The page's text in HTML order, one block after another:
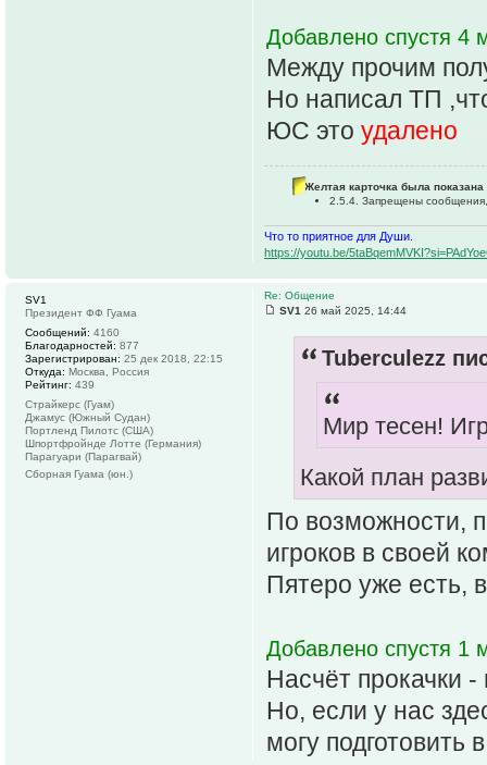
Добавлено спустя 4
Между прочим
Но написал ТП
ЮС это удалено
Желтая карточка была показана
2.5.4. Запрещены
Что то приятное для Души.
https://youtu.be/
Re: Общение
SV1 26 май 2025, 14:44
Tuberculezz
Мир тесен!
Какой план
По возможности,
игроков в своей
Пятеро уже есть,
Добавлено спустя 1
Насчёт прокачки
Но, если у нас
могу подготовить
SV1
Президент ФФ Гуама
Сообщений: 4160
Благодарностей: 877
Зарегистрирован: 25 дек 2018, 22:15
Откуда: Москва, Россия
Рейтинг: 439
Страйкерс (Гуам)
Джамус (Южный Судан)
Портленд Пилотс (США)
Шпортфройнде Лотте (Германия)
Парагуари (Парагвай)
Сборная Гуама (юн.)